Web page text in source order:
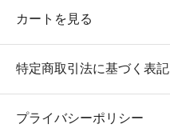
カートを見る
特定商取引法に基づく表記
プライバシーポリシー